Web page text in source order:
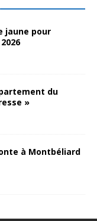
jaune pour
du
»
à Montbéliard